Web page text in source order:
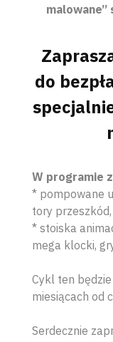
malowane”
do
W programie
* pompowane
tory
* stoiska
mega klocki,
Cykl ten
miesiącach od
Serdecznie